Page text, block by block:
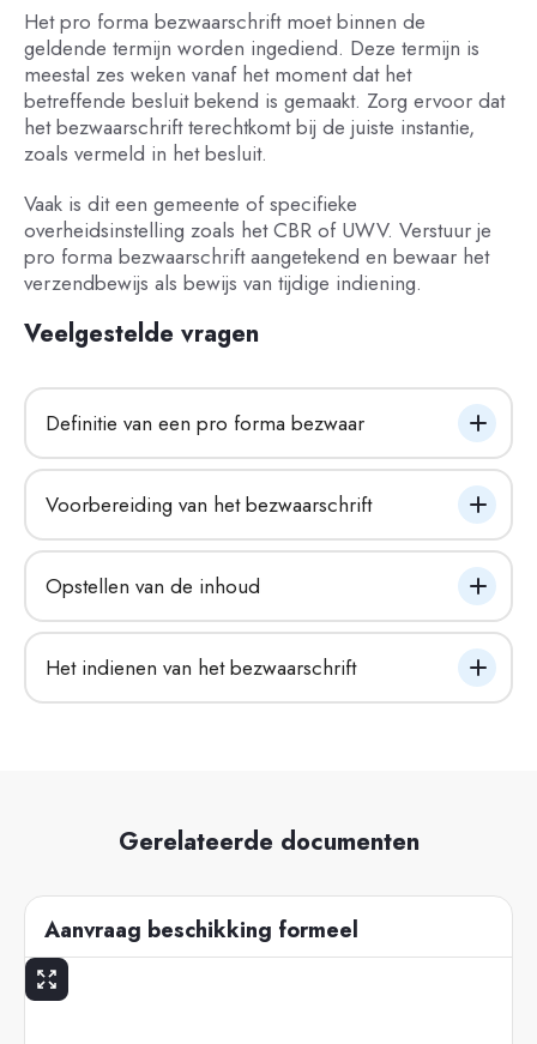
Het pro forma bezwaarschrift moet binnen de
geldende termijn worden ingediend. Deze termijn is
meestal zes weken vanaf het moment dat het
betreffende besluit bekend is gemaakt. Zorg ervoor dat
het bezwaarschrift terechtkomt bij de juiste instantie,
zoals vermeld in het besluit.
Vaak is dit een gemeente of specifieke
overheidsinstelling zoals het CBR of UWV. Verstuur je
pro forma bezwaarschrift aangetekend en bewaar het
verzendbewijs als bewijs van tijdige indiening.
Veelgestelde vragen
Definitie van een pro forma bezwaar
Voorbereiding van het bezwaarschrift
Opstellen van de inhoud
Het indienen van het bezwaarschrift
Gerelateerde documenten
Aanvraag beschikking formeel